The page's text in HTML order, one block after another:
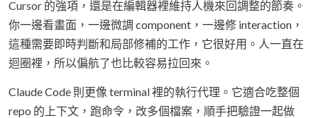
Cursor 的強項，還是在編輯器裡維持人機來回調整的節奏。
你一邊看畫面，一邊微調 component，一邊修 interaction，
這種需要即時判斷和局部修補的工作，它很好用。人一直在
迴圈裡，所以偏航了也比較容易拉回來。
Claude Code 則更像 terminal 裡的執行代理。它適合吃整個
repo 的上下文，跑命令，改多個檔案，順手把驗證一起做